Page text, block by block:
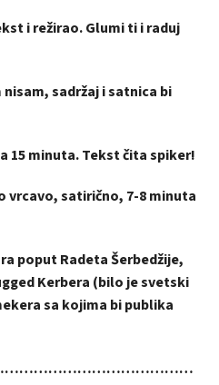
i režirao. Glumi ti i raduj
sadržaj i satnica bi
15 minuta. Tekst čita spiker!
vrcavo, satirično, 7-8 minuta
poput Radeta Šerbedžije,
Kerbera (bilo je svetski
sa kojima bi publika